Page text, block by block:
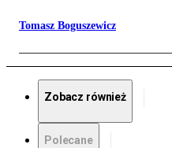
Tomasz Boguszewicz
Zobacz również
Polecane